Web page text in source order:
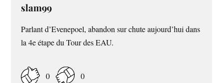
slam99
Parlant d’Evenepoel, abandon sur chute aujourd’hui dans
la 4e étape du Tour des EAU.
0 0